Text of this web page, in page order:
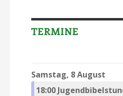
TERMINE
Samstag, 8 August
18:00